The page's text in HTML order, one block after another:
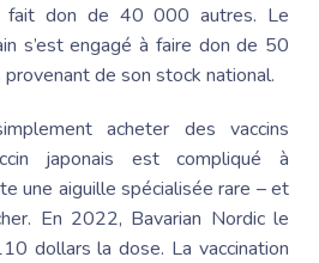
fait don de 40 000 autres. Le
s’est engagé à faire don de 50
de son stock national.
acheter des vaccins
japonais est compliqué à
une aiguille spécialisée rare – et
En 2022, Bavarian Nordic le
dollars la dose. La vaccination